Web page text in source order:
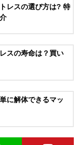
レスの選び方は? 特
スの寿命は？買い
に解体できるマッ